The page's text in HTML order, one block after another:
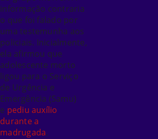
informação contraria
o que foi falado por
uma testemunha aos
policiais. Inicialmente,
ela afirmou que
adolescente morto
ligou para o Serviço
de Urgência e
Emergência (Samu)
e pediu auxílio
durante a
madrugada.